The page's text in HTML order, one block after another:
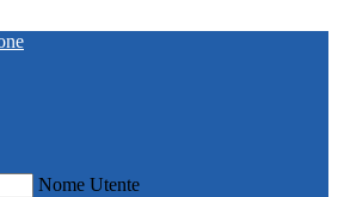
Nome Utente